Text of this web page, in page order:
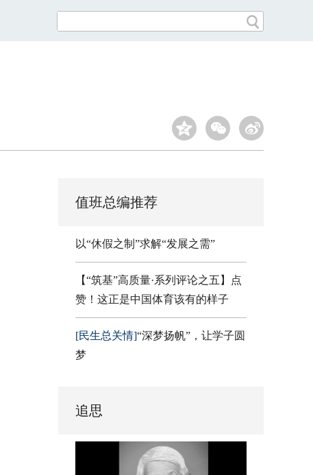
值班总编推荐
以“休假之制”求解“发展之需”
【“筑基”高质量·系列评论之五】点
赞！这正是中国体育该有的样子
[民生总关情]“深梦扬帆”，让学子圆
梦
追思